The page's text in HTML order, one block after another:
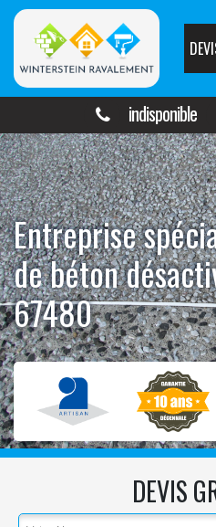
indisponible
Entreprise
de béton
67480
DEVIS